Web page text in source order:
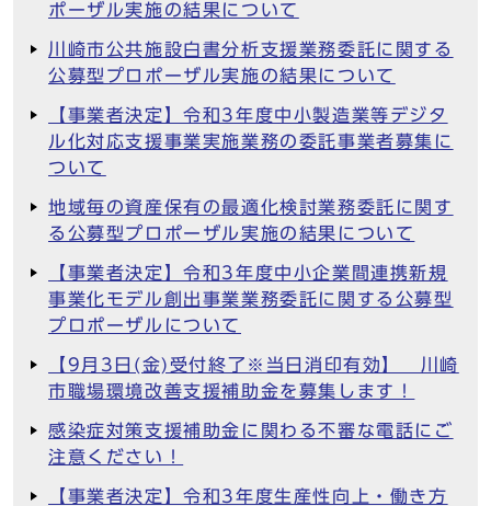
ポーザル実施の結果について
川崎市公共施設白書分析支援業務委託に関する
公募型プロポーザル実施の結果について
【事業者決定】令和3年度中小製造業等デジタ
ル化対応支援事業実施業務の委託事業者募集に
ついて
地域毎の資産保有の最適化検討業務委託に関す
る公募型プロポーザル実施の結果について
【事業者決定】令和3年度中小企業間連携新規
事業化モデル創出事業業務委託に関する公募型
プロポーザルについて
【9月3日(金)受付終了※当日消印有効】 川崎
市職場環境改善支援補助金を募集します！
感染症対策支援補助金に関わる不審な電話にご
注意ください！
【事業者決定】令和3年度生産性向上・働き方